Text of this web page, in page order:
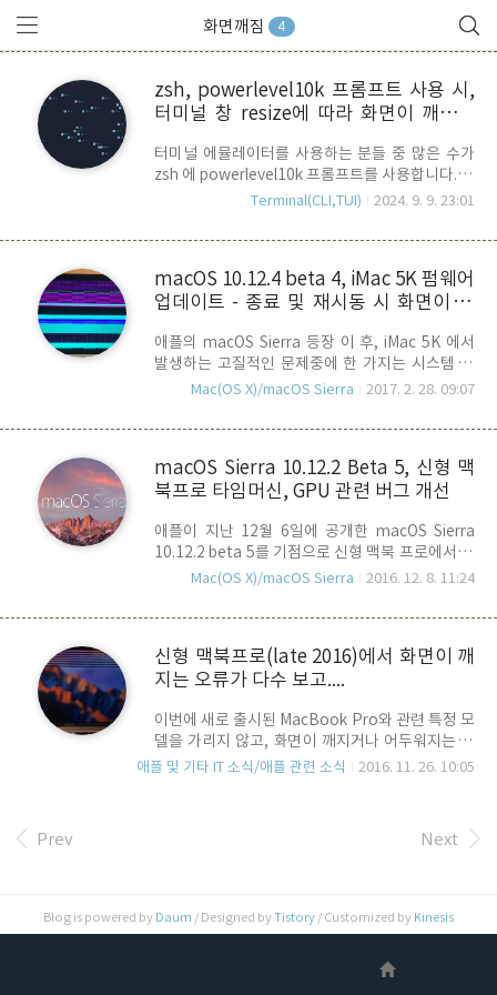
화면깨짐 4
zsh, powerlevel10k 프롬프트 사용 시,
터미널 창 resize에 따라 화면이 깨지는
터미널 에뮬레이터를 사용하는 분들 중 많은 수가
zsh 에 powerlevel10k 프롬프트를 사용합니다. 유
용한 정보를 프롬프트에 표시할 수 있는 것은 물론,
기 때문이지요.헌데, 사용하는 터미널 에뮬레이터
처럼 프롬프트가 깨져서 화면을 엉망으로 만드는
것을 경함한 분들이 많이 있을 것 입니다. prompt
kitty나 wezterm 등에서는 이 문제가 잡혔지만,
foot 터미널을 사용하거나, 기타 다른 터미널을 사
용하는 분들은 이런 문제를 겪게 됩니다. 그 원인이
하는 사람들도 있는데.. 이 문제가..
Terminal(CLI,TUI) 2024. 9. 9. 23:01
macOS 10.12.4 beta 4, iMac 5K 펌웨어
업데이트 - 종료 및 재시동 시 화면이 깨
애플의 macOS Sierra 등장 이 후, iMac 5K 에서
발생하는 고질적인 문제중에 한 가지는 시스템 종
료 혹은 재 시동 시, 화면이 위와 같이 심하게 깨지
iMac 5K를 구입하신 분들은 자신의 iMac이 H/W적
들도 많이 있죠.오늘 새로 올라온 macOS Sierra
10.12.4의 Beta 4를 업데이트 한 결과 이와 같은
펌웨어인 Boot ROM 버전이 B15에서 B20으로
업데이트가 된 것을 확인할 수 있는데, 이로 인해 관
련 문제가 개선된 것이 아닌가 추측됩니다. 다음 번
인 ..
Mac(OS X)/macOS Sierra 2017. 2. 28. 09:07
macOS Sierra 10.12.2 Beta 5, 신형 맥
북프로 타임머신, GPU 관련 버그 개선
애플이 지난 12월 6일에 공개한 macOS Sierra
10.12.2 beta 5를 기점으로 신형 맥북 프로에서 제
기되고 있는 많은 버그들이 개선된 것으로 알려지
로에서 USB-C를 통한 외장하드 연결 후, 타임머신
서 백업이 되지 않거나 맥북프로가 먹통이 되는 문
제가 제기되어 왔었고, GPU 관련하여서도 화면이
비 정상적으로 보이는 버그들이 발생하면서 사용자
들의 많은 불편이 있었는데, Beta 5에서 이런 문제
들이 상당 부분 개선 된 것으로 보고 되고 있다고 합
Mac(OS X)/macOS Sierra 2016. 12. 8. 11:24
신형 맥북프로(late 2016)에서 화면이 깨
지는 오류가 다수 보고....
이번에 새로 출시된 MacBook Pro와 관련 특정 모
델을 가리지 않고, 화면이 깨지거나 어두워지는 현
상이 다수 보고 되면서 이슈가 되고 있습니다. 이 문
모델은 MacBook Pro 15인치이며, Touch Bar를
탑재한 13인치 모델이 그 뒤를 잇고 있는 것으로 파
GPU)에서 iGPU(Integrated GPU)로 전환하거
나, 외장 모니터를 연결하는 등 GPU 변경 등 디스
할 때, GPU를 전문적으로 사용하는 응용프로그램
애플 및 기타 IT 소식/애플 관련 소식 2016. 11. 26. 10:05
Prev Next
Blog is powered by Daum / Designed byTistory / Customized by Kinesis